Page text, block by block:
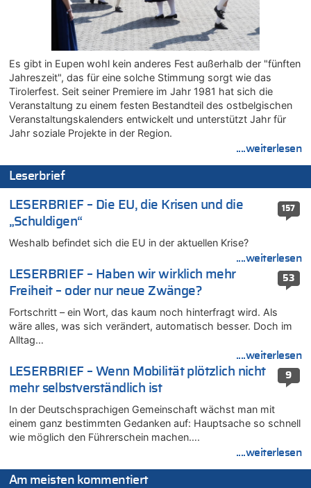
Wasserstand des Rheins in NRW so niedrig wie noch nie
05.08.2026 - 17:05 von Dax zu
Wie kam es zur Ceuta-Krise?
05.08.2026 - 17:00 von Chips zu
Wasserstand des Rheins in NRW so niedrig wie noch nie
05.08.2026 - 17:00 von Dax zu
Wie kam es zur Ceuta-Krise?
05.08.2026 - 16:51 von Chips zu
Es gibt mmer mehr Fälle von Fahrerflucht in Belgien –
Fußgänger und Radfahrer sind die häufigsten Opfer
05.08.2026 - 16:47 von Hugo Egon Bernhard von Sinnen zu
05.08.2026 - 16:44 von JoKrings zu
Zweite Hitzewelle in diesem Sommer ist jetzt amtlich
05.08.2026 - 16:14 von Patrick zu
Viktor Orban warnt Belgien kurz vor dem EU-Gipfel vor einem
05.08.2026 - 16:08 von Politiker zu
Warum die Waldbrände in Frankreich und Spanien Rekorde
brechen [Fragen & Antworten]
05.08.2026 - 15:59 von JoKrings zu
Wie kam es zur Ceuta-Krise?
05.08.2026 - 14:38 von Beatrice Schins zu
Auf Europa ist mal wieder Verlass [Zwischenruf]
Wasserstand des Rheins in NRW so niedrig wie noch nie
05.08.2026 - 13:25 von Zuhörer zu
Wasserstand des Rheins in NRW so niedrig wie noch nie
Zweite Hitzewelle in diesem Sommer ist jetzt amtlich
Es gibt in Eupen wohl kein anderes Fest außerhalb der "fünften
Jahreszeit", das für eine solche Stimmung sorgt wie das
Tirolerfest. Seit seiner Premiere im Jahr 1981 hat sich die
Veranstaltung zu einem festen Bestandteil des ostbelgischen
Veranstaltungskalenders entwickelt und unterstützt Jahr für
Jahr soziale Projekte in der Region.
....weiterlesen
Leserbrief
157
LESERBRIEF – Die EU, die Krisen und die
„Schuldigen“
Weshalb befindet sich die EU in der aktuellen Krise?
....weiterlesen
53
LESERBRIEF – Haben wir wirklich mehr
Freiheit – oder nur neue Zwänge?
Fortschritt – ein Wort, das kaum noch hinterfragt wird. Als
wäre alles, was sich verändert, automatisch besser. Doch im
Alltag…
....weiterlesen
9
LESERBRIEF – Wenn Mobilität plötzlich nicht
mehr selbstverständlich ist
In der Deutschsprachigen Gemeinschaft wächst man mit
einem ganz bestimmten Gedanken auf: Hauptsache so schnell
wie möglich den Führerschein machen….
....weiterlesen
Am meisten kommentiert